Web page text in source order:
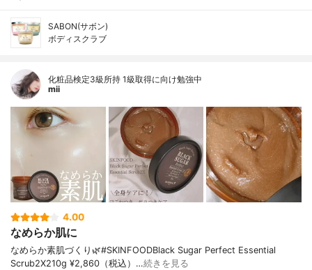
SABON(サボン)
ボディスクラブ
化粧品検定3級所持 1級取得に向け勉強中
mii
4.00
なめらか肌に
なめらか素肌づくり🌿⁡⁡⁡#SKINFOOD⁡Black Sugar Perfect Essential
Scrub2X⁡210g ¥2,860（税込）⁡⁡⁡…続きを見る